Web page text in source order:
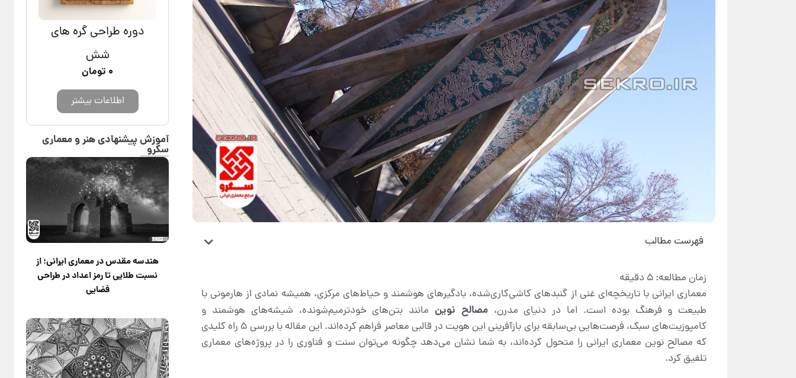
فهرست مطالب
معماری ایرانی با تاریخچه‌ای غنی از گنبدهای کاشی‌کاری‌شده، بادگیرهای هوشمند و حیاط‌های مرکزی، همیشه نمادی از هارمونی با
طبیعت و فرهنگ بوده است. اما در دنیای مدرن،مصالح نوین مانند بتن‌های خودترمیم‌شونده، شیشه‌های هوشمند و
کامپوزیت‌های سبک، فرصت‌هایی بی‌سابقه برای بازآفرینی این هویت در قالبی معاصر فراهم کرده‌اند. این مقاله با بررسی ۵ راه کلیدی
که مصالح نوین معماری ایرانی را متحول کرده‌اند، به شما نشان می‌دهد چگونه می‌توان سنت و فناوری را در پروژه‌های معماری
تلفیق کرد.
دوره طراحی گره های
شش
۰ تومان
اطلاعات بیشتر
آموزش پیشنهادی هنر و معماری
سکرو
هندسه مقدس در معماری ایرانی؛ از
نسبت طلایی تا رمز اعداد در طراحی
فضایی